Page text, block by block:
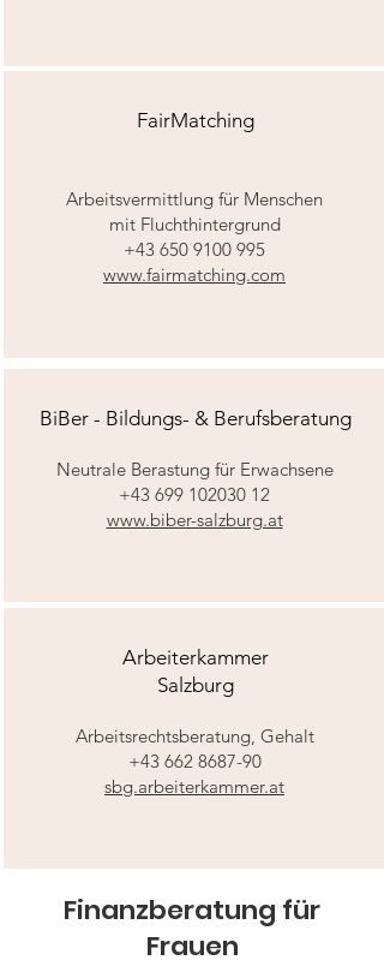
FairMatching
Arbeitsvermittlung für Menschen
mit Fluchthintergrund
+43 650 9100 995
www.fairmatching.com
BiBer - Bildungs- & Berufsberatung
Neutrale Berastung für Erwachsene
+43 699 102030 12
www.biber-salzburg.at
Arbeiterkammer
Salzburg
Arbeitsrechtsberatung, Gehalt
+43 662 8687-90
sbg.arbeiterkammer.at
Finanzberatung für
Frauen